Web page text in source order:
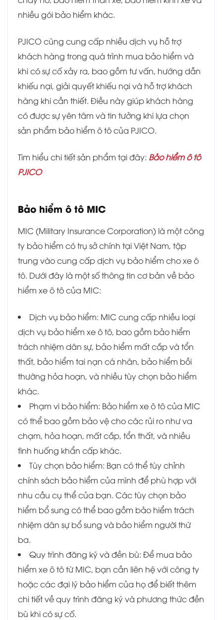
nhiều gói bảo hiểm khác.
PJICO cũng cung cấp nhiều dịch vụ hỗ trợ
khách hàng trong quá trình mua bảo hiểm và
khi có sự cố xảy ra, bao gồm tư vấn, hướng dẫn
khiếu nại, giải quyết khiếu nại và hỗ trợ khách
hàng khi cần thiết. Điều này giúp khách hàng
có được sự yên tâm và tin tưởng khi lựa chọn
sản phẩm bảo hiểm ô tô của PJICO.
Tìm hiểu chi tiết sản phẩm tại đây: Bảo hiểm ô tô
PJICO
Bảo hiểm ô tô MIC
MIC (Military Insurance Corporation) là một công
ty bảo hiểm có trụ sở chính tại Việt Nam, tập
trung vào cung cấp dịch vụ bảo hiểm cho xe ô
tô. Dưới đây là một số thông tin cơ bản về bảo
hiểm xe ô tô của MIC:
Dịch vụ bảo hiểm: MIC cung cấp nhiều loại
dịch vụ bảo hiểm xe ô tô, bao gồm bảo hiểm
trách nhiệm dân sự, bảo hiểm mất cắp và tổn
thất, bảo hiểm tai nạn cá nhân, bảo hiểm bồi
thường hỏa hoạn, và nhiều tùy chọn bảo hiểm
khác.
Phạm vi bảo hiểm: Bảo hiểm xe ô tô của MIC
có thể bao gồm bảo vệ cho các rủi ro như va
chạm, hỏa hoạn, mất cắp, tổn thất, và nhiều
tình huống khẩn cấp khác.
Tùy chọn bảo hiểm: Bạn có thể tùy chỉnh
chính sách bảo hiểm của mình để phù hợp với
nhu cầu cụ thể của bạn. Các tùy chọn bảo
hiểm bổ sung có thể bao gồm bảo hiểm trách
nhiệm dân sự bổ sung và bảo hiểm người thứ
ba.
Quy trình đăng ký và đền bù: Để mua bảo
hiểm xe ô tô từ MIC, bạn cần liên hệ với công ty
hoặc các đại lý bảo hiểm của họ để biết thêm
chi tiết về quy trình đăng ký và phương thức đền
bù khi có sự cố.